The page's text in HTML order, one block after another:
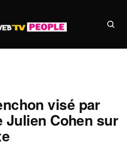
visé par
Julien Cohen sur